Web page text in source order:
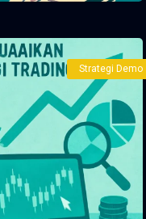
Strategi Demo